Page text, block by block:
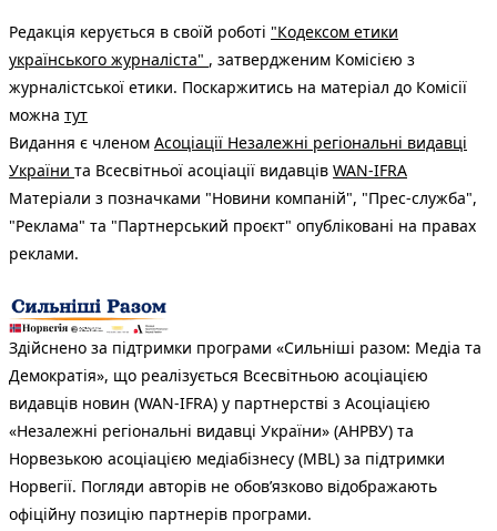
Редакція керується в своїй роботі "Кодексом етики
українського журналіста" , затвердженим Комісією з
журналістської етики. Поскаржитись на матеріал до Комісії
можна тут
Видання є членом Асоціації Незалежні регіональні видавці
України та Всесвітньої асоціації видавців WAN-IFRA
Матеріали з позначками "Новини компаній", "Прес-служба",
"Реклама" та "Партнерський проєкт" опубліковані на правах
реклами.
Здійснено за підтримки програми «Сильніші разом: Медіа та
Демократія», що реалізується Всесвітньою асоціацією
видавців новин (WAN-IFRA) у партнерстві з Асоціацією
«Незалежні регіональні видавці України» (АНРВУ) та
Норвезькою асоціацією медіабізнесу (MBL) за підтримки
Норвегії. Погляди авторів не обов’язково відображають
офіційну позицію партнерів програми.